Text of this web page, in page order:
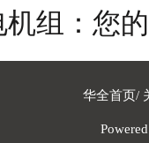
机组：您
华全首页/